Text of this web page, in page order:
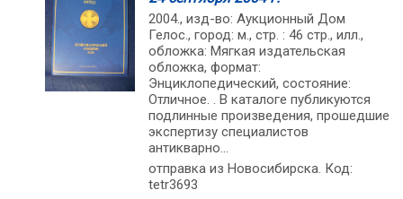
2004., изд-во: Аукционный Дом
Гелос., город: м., стр. : 46 стр., илл.,
обложка: Мягкая издательская
обложка, формат:
Энциклопедический, состояние:
Отличное. . В каталоге публикуются
подлинные произведения, прошедшие
экспертизу специалистов
антикварно...
отправка из Новосибирска. Код:
tetr3693